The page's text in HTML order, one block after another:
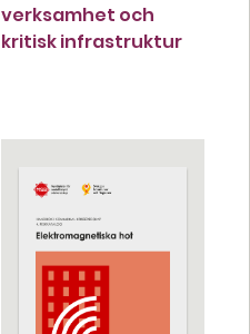
verksamhet och
kritisk infrastruktur